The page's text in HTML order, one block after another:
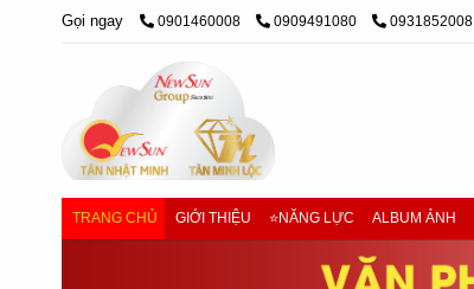
Gọi ngay 0901460008 0909491080 0931852008
TRANG CHỦ GIỚI THIỆU ⭐NĂNG LỰC ALBUM ẢNH